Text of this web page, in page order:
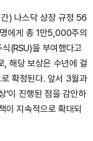
) 나스닥 상장 규정 56
에게 총 1만5,000주의
(RSU)을 부여했다고
, 해당 보상은 수년에 걸
확정된다. 앞서 3월과
’이 진행된 점을 감안하
이 지속적으로 확대되